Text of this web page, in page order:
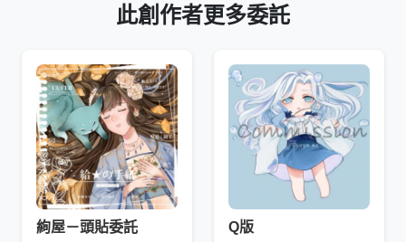
此創作者更多委託
絢屋－頭貼委託 Q版